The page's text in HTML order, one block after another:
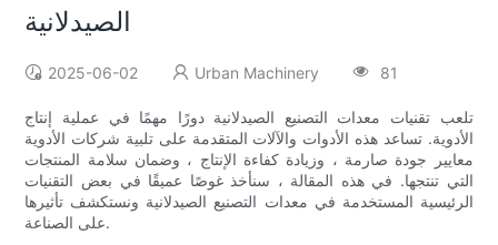
الصيدلانية
2025-06-02 Urban Machinery 81
تلعب تقنيات معدات التصنيع الصيدلانية دورًا مهمًا في عملية إنتاج
الأدوية. تساعد هذه الأدوات والآلات المتقدمة على تلبية شركات الأدوية
معايير جودة صارمة ، وزيادة كفاءة الإنتاج ، وضمان سلامة المنتجات
التي تنتجها. في هذه المقالة ، سنأخذ غوصًا عميقًا في بعض التقنيات
الرئيسية المستخدمة في معدات التصنيع الصيدلانية ونستكشف تأثيرها
على الصناعة.